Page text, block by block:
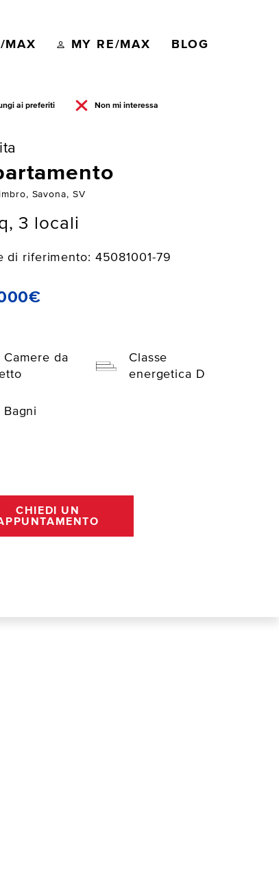
MAX MY RE/MAX BLOG
ai preferiti Non mi interessa
Savona, SV
3 locali
di riferimento: 45081001-79
Camere da
Classe
energetica D
Bagni
CHIEDI UN